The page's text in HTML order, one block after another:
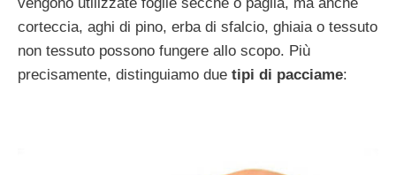
corteccia, aghi di pino, erba di sfalcio, ghiaia o tessuto
non tessuto possono fungere allo scopo. Più
precisamente, distinguiamo due tipi di pacciame: